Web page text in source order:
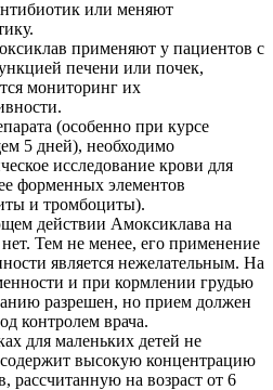
или меняют
применяют у пациентов с
печени или почек,
мониторинг их
(особенно при курсе
5 дней), необходимо
исследование крови для
форменных элементов
и тромбоциты).
действии Амоксиклава на
Тем не менее, его применение
является нежелательным. На
и при кормлении грудью
разрешен, но прием должен
контролем врача.
для маленьких детей не
содержит высокую концентрацию
рассчитанную на возраст от 6